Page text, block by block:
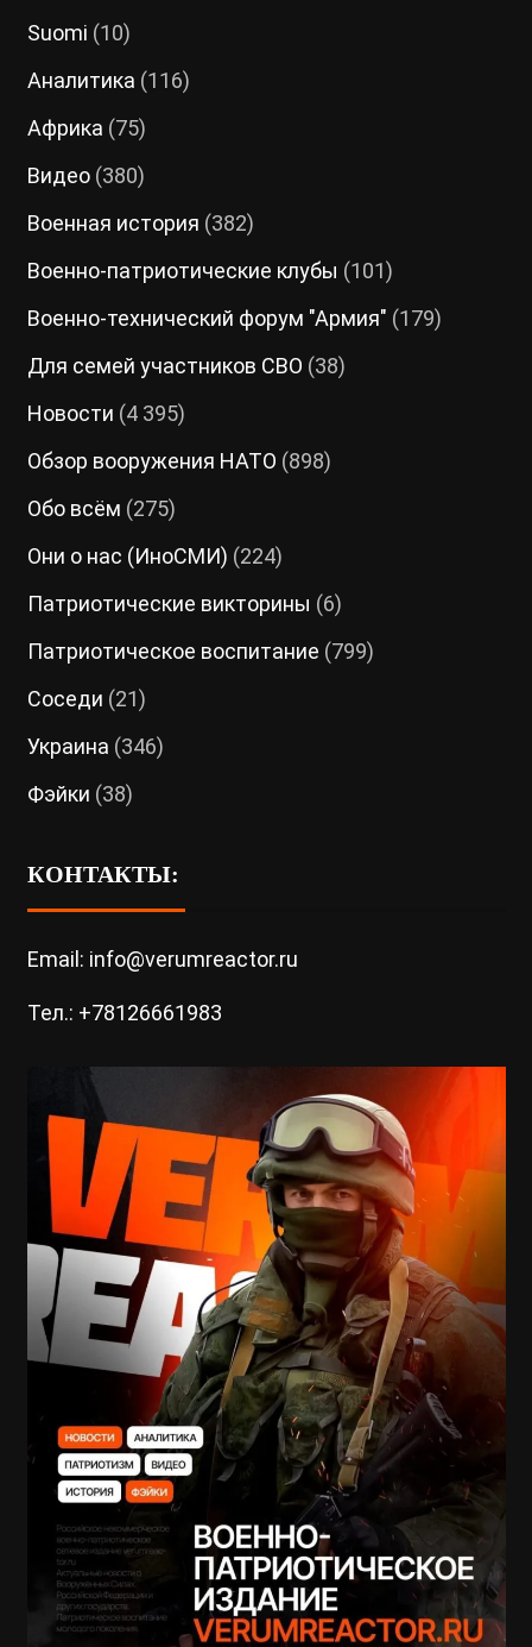
Suomi (10)
Аналитика (116)
Африка (75)
Видео(380)
Военная история (382)
Военно-патриотические клубы (101)
Военно-технический форум "Армия" (179)
Для семей участников СВО (38)
Новости (4 395)
Обзор вооружения НАТО (898)
Обо всём (275)
Они о нас (ИноСМИ) (224)
Патриотические викторины (6)
Патриотическое воспитание (799)
Соседи (21)
Украина (346)
Фэйки (38)
КОНТАКТЫ:
Email: info@verumreactor.ru
Тел.: +78126661983